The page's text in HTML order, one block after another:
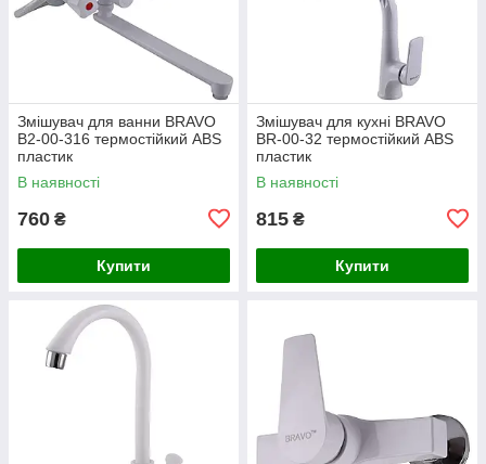
Змішувач для ванни BRAVO
B2-00-316 термостійкий ABS
пластик
В наявності
760 ₴
Купити
Змішувач для кухні BRAVO
BR-00-32 термостійкий ABS
пластик
В наявності
815 ₴
Купити